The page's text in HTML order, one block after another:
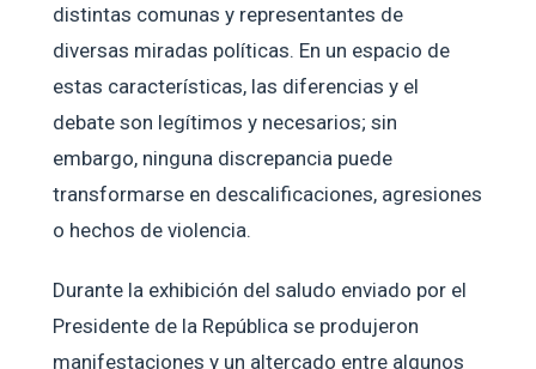
distintas comunas y representantes de
diversas miradas políticas. En un espacio de
estas características, las diferencias y el
debate son legítimos y necesarios; sin
embargo, ninguna discrepancia puede
transformarse en descalificaciones, agresiones
o hechos de violencia.
Durante la exhibición del saludo enviado por el
Presidente de la República se produjeron
manifestaciones y un altercado entre algunos